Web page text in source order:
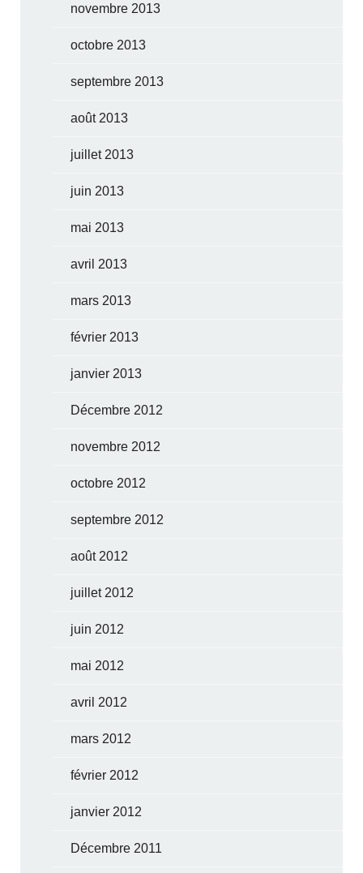
novembre 2013
octobre 2013
septembre 2013
août 2013
juillet 2013
juin 2013
mai 2013
avril 2013
mars 2013
février 2013
janvier 2013
Décembre 2012
novembre 2012
octobre 2012
septembre 2012
août 2012
juillet 2012
juin 2012
mai 2012
avril 2012
mars 2012
février 2012
janvier 2012
Décembre 2011